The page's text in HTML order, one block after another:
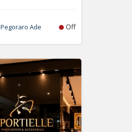
Pegoraro Ade Off